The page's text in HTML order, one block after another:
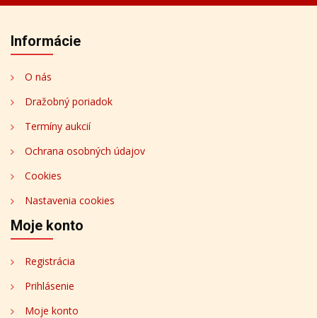
Informácie
O nás
Dražobný poriadok
Termíny aukcií
Ochrana osobných údajov
Cookies
Nastavenia cookies
Moje konto
Registrácia
Prihlásenie
Moje konto